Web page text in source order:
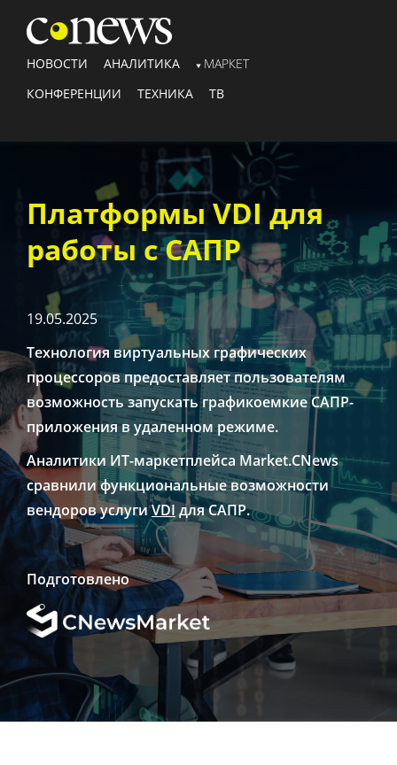
НОВОСТИ АНАЛИТИКА
МАРКЕТ
КОНФЕРЕНЦИИ
ТЕХНИКА ТВ
Платформы VDI для
работы с САПР
Технология виртуальных графических
процессоров предоставляет пользователям
возможность запускать графикоемкие САПР-
приложения в удаленном режиме.
Аналитики ИТ-маркетплейса Market.CNews
сравнили функциональные возможности
вендоров услугиVDIдля САПР.
Подготовлено
19.05.2025